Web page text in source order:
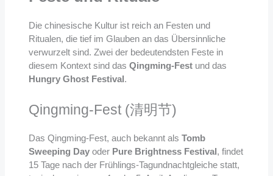
Die chinesische Kultur ist reich an Festen und
Ritualen, die tief im Glauben an das Übersinnliche
verwurzelt sind. Zwei der bedeutendsten Feste in
diesem Kontext sind das Qingming-Festund das
Hungry Ghost Festival.
Qingming-Fest (清明节)
Das Qingming-Fest, auch bekannt als Tomb
Sweeping Dayoder Pure Brightness Festival, findet
15 Tage nach der Frühlings-Tagundnachtgleiche statt,